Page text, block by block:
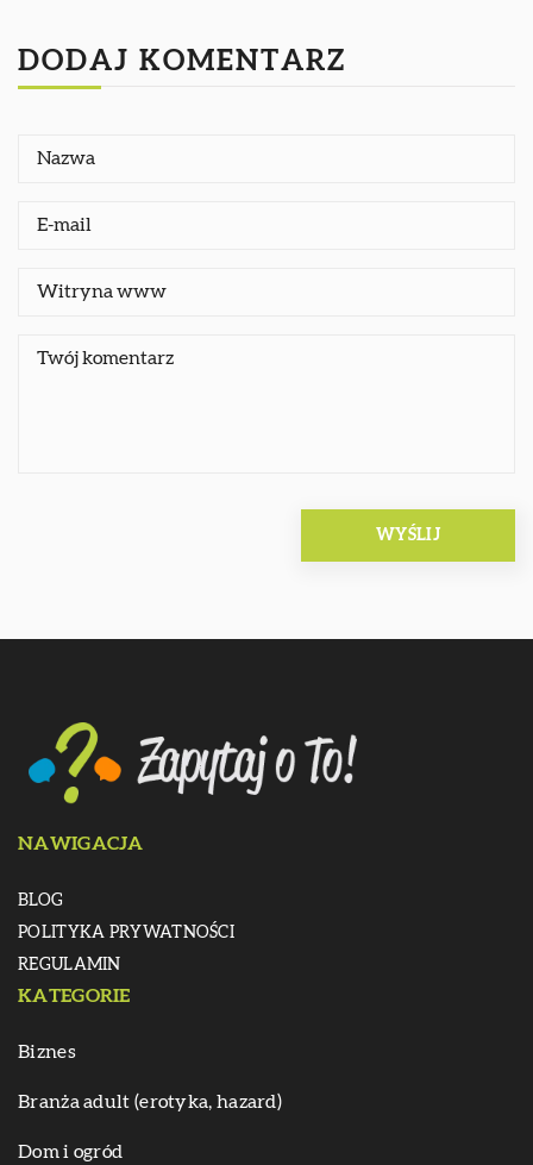
DODAJ KOMENTARZ
NAWIGACJA
BLOG
POLITYKA PRYWATNOŚCI
REGULAMIN
KATEGORIE
Biznes
Branża adult (erotyka, hazard)
Dom i ogród